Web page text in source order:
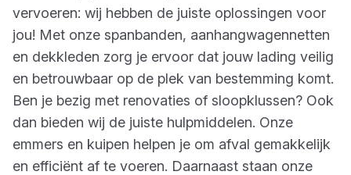
vervoeren: wij hebben de juiste oplossingen voor
jou! Met onze spanbanden, aanhangwagennetten
en dekkleden zorg je ervoor dat jouw lading veilig
en betrouwbaar op de plek van bestemming komt.
Ben je bezig met renovaties of sloopklussen? Ook
dan bieden wij de juiste hulpmiddelen. Onze
emmers en kuipen helpen je om afval gemakkelijk
en efficiënt af te voeren. Daarnaast staan onze